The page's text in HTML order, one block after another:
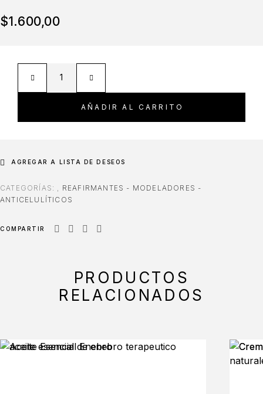
$1.600,00
AÑADIR AL CARRITO
AGREGAR A LISTA DE DESEOS
CATEGORÍAS:
REAFIRMANTES - MODELADORES -
ANTICELULÍTICOS
COMPARTIR
PRODUCTOS
RELACIONADOS